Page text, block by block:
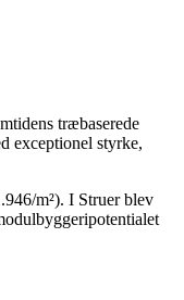
træbaserede
exceptionel styrke,
m²). I Struer blev